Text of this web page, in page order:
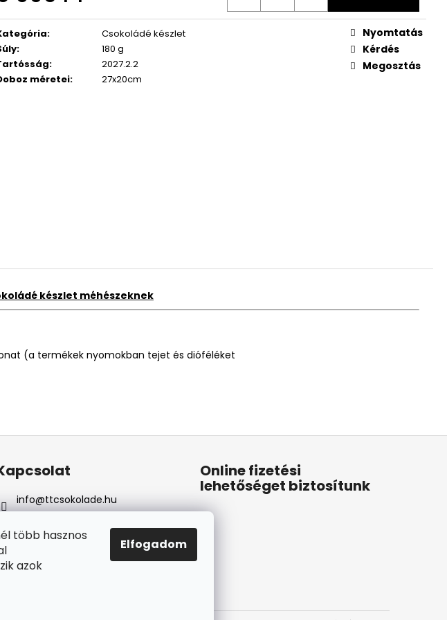
több hasznos
azok
Elfogadom
:
Csokoládé készlet
:
180 g
:
2027.2.2
méretei: 27x20cm
Nyomtatás
Kérdés
Megosztás
készlet méhészeknek
(a termékek nyomokban tejet és dióféléket
info@ttcsokolade.hu
+36 302091716
Csokoládé szerszámok
Online fizetési
lehetőséget biztosítunk